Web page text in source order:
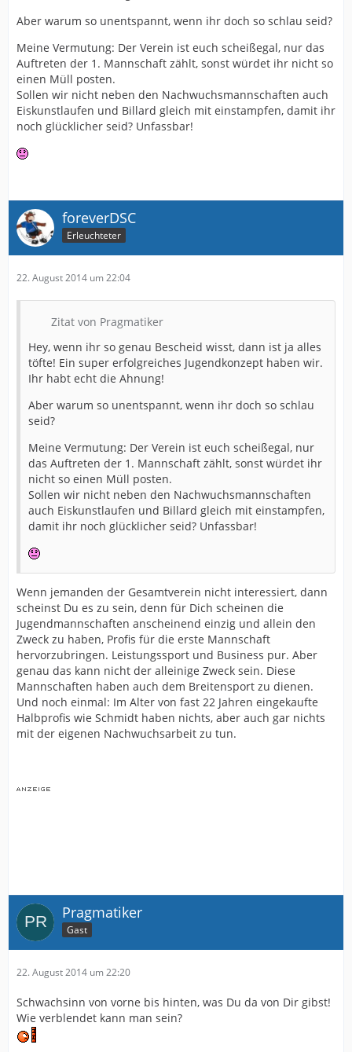
Aber warum so unentspannt, wenn ihr doch so schlau seid?
Meine Vermutung: Der Verein ist euch scheißegal, nur das
Auftreten der 1. Mannschaft zählt, sonst würdet ihr nicht so
einen Müll posten.
Sollen wir nicht neben den Nachwuchsmannschaften auch
Eiskunstlaufen und Billard gleich mit einstampfen, damit ihr
noch glücklicher seid? Unfassbar!
foreverDSC
Erleuchteter
22. August 2014 um 22:04
Zitat von Pragmatiker
Hey, wenn ihr so genau Bescheid wisst, dann ist ja alles
töfte! Ein super erfolgreiches Jugendkonzept haben wir.
Ihr habt echt die Ahnung!
Aber warum so unentspannt, wenn ihr doch so schlau
seid?
Meine Vermutung: Der Verein ist euch scheißegal, nur
das Auftreten der 1. Mannschaft zählt, sonst würdet ihr
nicht so einen Müll posten.
Sollen wir nicht neben den Nachwuchsmannschaften
auch Eiskunstlaufen und Billard gleich mit einstampfen,
damit ihr noch glücklicher seid? Unfassbar!
Wenn jemanden der Gesamtverein nicht interessiert, dann
scheinst Du es zu sein, denn für Dich scheinen die
Jugendmannschaften anscheinend einzig und allein den
Zweck zu haben, Profis für die erste Mannschaft
hervorzubringen. Leistungssport und Business pur. Aber
genau das kann nicht der alleinige Zweck sein. Diese
Mannschaften haben auch dem Breitensport zu dienen.
Und noch einmal: Im Alter von fast 22 Jahren eingekaufte
Halbprofis wie Schmidt haben nichts, aber auch gar nichts
mit der eigenen Nachwuchsarbeit zu tun.
Pragmatiker
Gast
22. August 2014 um 22:20
Schwachsinn von vorne bis hinten, was Du da von Dir gibst!
Wie verblendet kann man sein?